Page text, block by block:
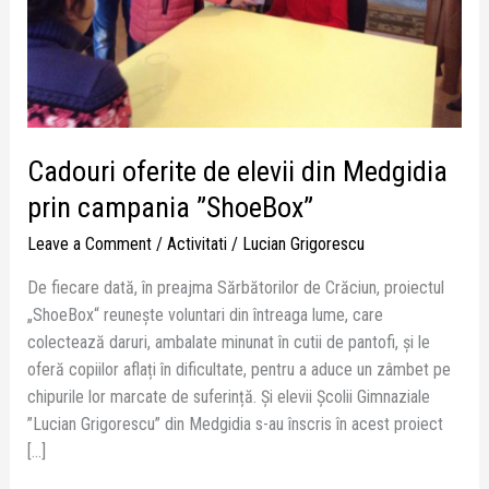
Cadouri oferite de elevii din Medgidia
prin campania ”ShoeBox”
Leave a Comment / Activitati/ Lucian Grigorescu
De fiecare dată, în preajma Sărbătorilor de Crăciun, proiectul
„ShoeBox“ reunește voluntari din întreaga lume, care
colectează daruri, ambalate minunat în cutii de pantofi, și le
oferă copiilor aflați în dificultate, pentru a aduce un zâmbet pe
chipurile lor marcate de suferință. Și elevii Școlii Gimnaziale
”Lucian Grigorescu” din Medgidia s-au înscris în acest proiect
[…]
campania
”ShoeBox”